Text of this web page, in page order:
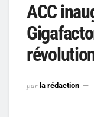
ACC
par la rédaction